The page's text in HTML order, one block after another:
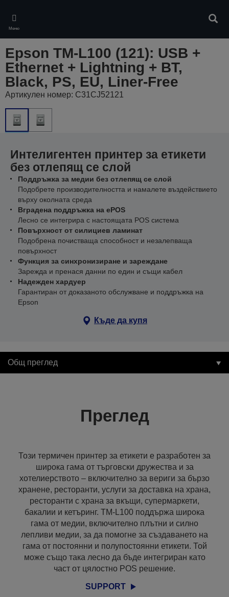
main
content
Меню
Epson TM-L100 (121): USB +
Ethernet + Lightning + BT,
Black, PS, EU, Liner-Free
Артикулен номер: C31CJ52121
Интелигентен принтер за етикети
без отлепящ се слой
Поддръжка за медии без отлепящ се слой
Подобрете производителността и намалете въздействието
върху околната среда
Вградена поддръжка на ePOS
Лесно се интегрира с настоящата POS система
Повърхност от силициев ламинат
Подобрена почистваща способност и незалепваща
повърхност
Функция за синхронизиране и зареждане
Зарежда и пренася данни по един и същи кабел
Надежден хардуер
Гарантиран от доказаното обслужване и поддръжка на
Epson
Къде да купя
Общ преглед
Преглед
Този термичен принтер за етикети е разработен за
широка гама от търговски дружества и за
хотелиерството – включително за вериги за бързо
хранене, ресторанти, услуги за доставка на храна,
ресторанти с храна за вкъщи, супермаркети,
бакалии и кетъринг. TM-L100 поддържа широка
гама от медии, включително плътни и силно
лепливи медии, за да помогне за създаването на
гама от постоянни и полупостоянни етикети. Той
може също така лесно да бъде интегриран като
част от цялостно POS решение.
SUPPORT